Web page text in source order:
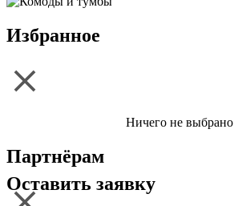
Избранное
Ничего не выбрано
Оставить заявку
Партнёрам